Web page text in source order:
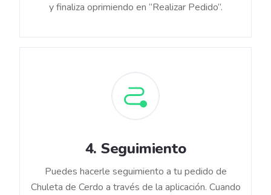
y finaliza oprimiendo en “Realizar Pedido”.
4. Seguimiento
Puedes hacerle seguimiento a tu pedido de
Chuleta de Cerdo a través de la aplicación. Cuando